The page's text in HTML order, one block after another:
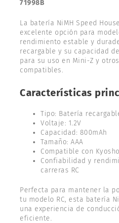
71998B
La batería NiMH Speed
excelente opción para
rendimiento estable y
recargable y su capacidad
para su uso en Mini-Z y
compatibles.
Características
Tipo: Batería
Voltaje: 1.2V
Capacidad: 800mAh
Tamaño: AAA
Compatible con
Confiabilidad y
carreras RC
Perfecta para mantener la
tu modelo RC, esta batería
una experiencia de
eficiente.